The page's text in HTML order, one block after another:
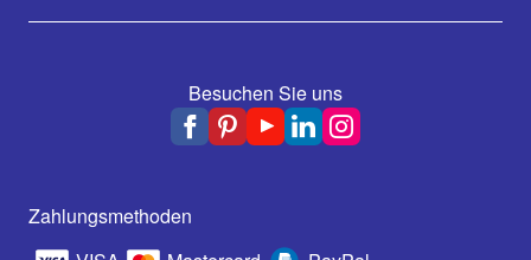
Besuchen Sie uns
Zahlungsmethoden